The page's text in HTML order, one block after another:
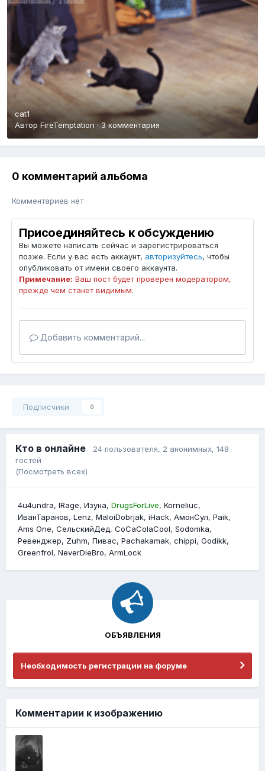
cat1
Автор FireTemptation ·3 комментария
0 комментарий альбома
Комментариев нет
Присоединяйтесь к обсуждению
Вы можете написать сейчас и зарегистрироваться
позже. Если у вас есть аккаунт, авторизуйтесь, чтобы
опубликовать от имени своего аккаунта.
Примечание: Ваш пост будет проверен модератором,
прежде чем станет видимым.
Добавить комментарий...
Подписчики 0
Кто в онлайне 24 пользователя, 2 анонимных, 148
гостей
(Посмотреть всех)
4u4undra lRage Изyна DrugsForLive Korneliuc
ИванТаранов Lenz MaloiDobrjak iHack АмонСул Paik
Ams One СельскийДед CoCaColaCool Sodomka
Ревенджер
Zuhm Пивас Pachakamak chippi Godikk
Greenfrol NeverDieBro ArmLock
ОБЪЯВЛЕНИЯ
Необходимость регистрации на форуме
Комментарии к изображению